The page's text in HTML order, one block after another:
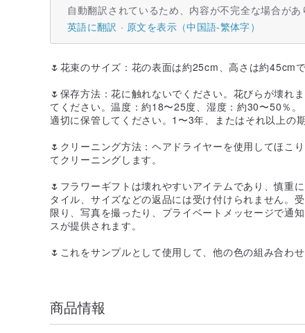
自動翻訳されているため、内容が不完全な場合があ
英語に翻訳
原文を表示（中国語-繁体字）
🌷花束のサイズ：花の表面は約25cm、高さは約45cmで
🌷保存方法：花に触れないでください。花びらが壊れ
てください。温度：約18〜25度、湿度：約30〜50％。
適切に保管してください。1〜3年、またはそれ以上の
🌷クリーニング方法：ヘアドライヤーを使用してほこ
てクリーニングします。
🌷フラワーギフトは壊れやすいアイテムであり、慎重
タイル、サイズなどの返品には受け付けられません。
限り、写真を撮ったり、プライベートメッセージで通
スが提供されます。
🌷これをサンプルとして使用して、他の色の組み合わ
商品情報